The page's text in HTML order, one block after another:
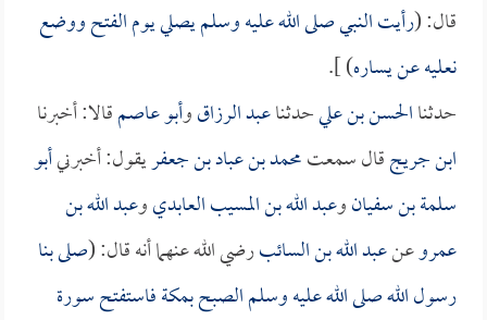
قال: (رأيت النبي صلى الله عليه وسلم يصلي يوم الفتح ووضع
نعليه عن يساره) ].
حدثناالحسن بن عليحدثناعبد الرزاقوأبو عاصمقالا: أخبرنا
ابن جريجقال سمعتمحمد بن عباد بن جعفريقول: أخبرنيأبو
سلمة بن سفيانوعبد الله بن المسيب العابديوعبد الله بن
عمروعنعبد الله بن السائبرضي الله عنهما أنه قال: (صلى بنا
رسول الله صلى الله عليه وسلم الصبح بمكة فاستفتح سورة